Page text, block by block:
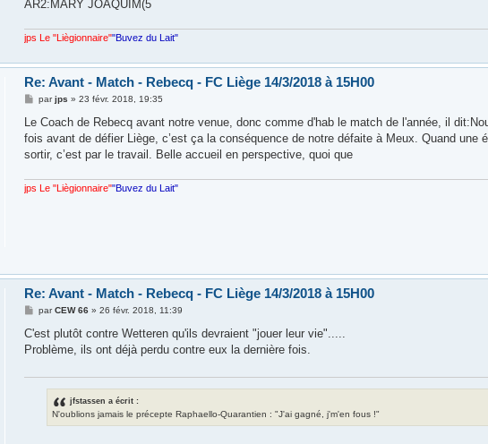
AR2:MARY JOAQUIM(5
jps Le "Liègionnaire""Buvez du Lait"
Re: Avant - Match - Rebecq - FC Liège 14/3/2018 à 15H00
M
s
a
g
parjps »23 févr. 2018, 19:35
Le Coach de Rebecq avant notre venue, donc comme d'hab le match de l'année, il
fois avant de défier Liège, c’est ça la conséquence de notre défaite à Meux. Quand une
sortir, c’est par le travail. Belle accueil en perspective, quoi que
jps Le "Liègionnaire""Buvez du Lait"
Re: Avant - Match - Rebecq - FC Liège 14/3/2018 à 15H00
M
s
a
parCEW 66 »26 févr. 2018, 11:39
C'est plutôt contre Wetteren qu'ils devraient "jouer leur vie".....
Problème, ils ont déjà perdu contre eux la dernière fois.
jfstassen a écrit :
N'oublions jamais le précepte Raphaello-Quarantien : "J'ai gagné, j'm'en fous !"